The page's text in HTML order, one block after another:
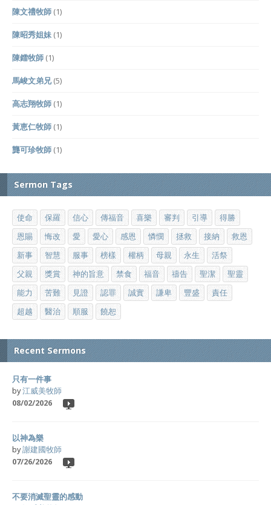
陳文禮牧師 (1)
陳昭秀姐妹 (1)
陳鐳牧師 (1)
馬峻文弟兄(5)
高志翔牧師 (1)
黃恵仁牧師 (1)
龔可珍牧師 (1)
Sermon Tags
使命 保羅 信心 傳福音 喜樂 審判 引導
得勝
恩賜
悔改 愛 愛心 感恩 憐憫 拯救 接納
救恩
新事
智慧 服事 榜樣 權柄 母親 永生
活祭
父親
獎賞 神的旨意 禁食 福音 禱告 聖潔
聖靈
能力
苦難 見證 認罪 誠實 謙卑 豐盛
責任
超越
醫治 順服 饒恕
Recent Sermons
只有一件事
by江威美牧師
08/02/2026
以神為樂
by謝建國牧師
07/26/2026
不要消滅聖靈的感動